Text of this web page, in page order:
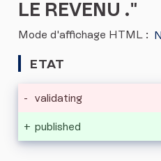
LE REVENU ."
Mode d'affichage HTML :
ETAT
- validating
+ published